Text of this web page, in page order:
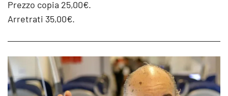
Prezzo copia 25,00€.
Arretrati 35,00€.